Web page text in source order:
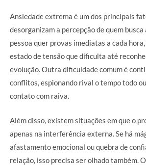
Ansiedade extrema é um dos principais
desorganizam a percepção de quem busca
pessoa quer provas imediatas a cada
estado de tensão que dificulta até
evolução. Outra dificuldade comum é
conflitos, espionando rival o tempo todo
contato com raiva.
Além disso, existem situações em que o
apenas na interferência externa. Se há
afastamento emocional ou quebra de
relação, isso precisa ser olhado também.